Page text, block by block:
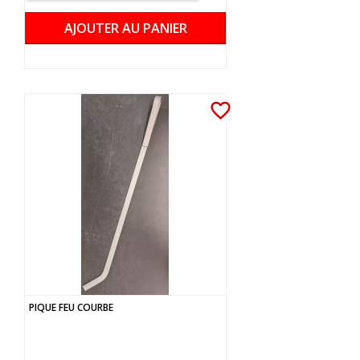
AJOUTER AU PANIER
favorite_border
PIQUE FEU COURBE